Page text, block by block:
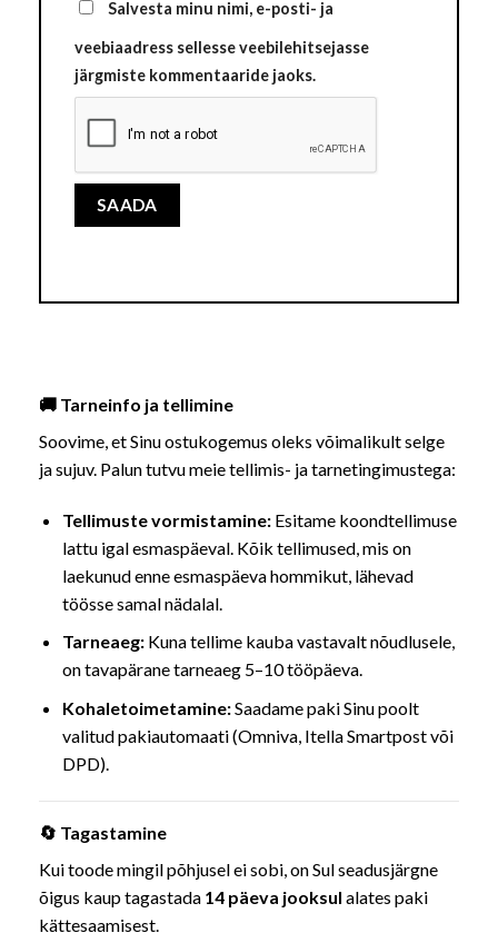
Salvesta minu nimi, e-posti- ja
veebiaadress sellesse veebilehitsejasse
järgmiste kommentaaride jaoks.
🚚 Tarneinfo ja tellimine
Soovime, et Sinu ostukogemus oleks võimalikult selge
ja sujuv. Palun tutvu meie tellimis- ja tarnetingimustega:
Tellimuste vormistamine:Esitame koondtellimuse
lattu igal esmaspäeval. Kõik tellimused, mis on
laekunud enne esmaspäeva hommikut, lähevad
töösse samal nädalal.
Tarneaeg:Kuna tellime kauba vastavalt nõudlusele,
on tavapärane tarneaeg 5–10 tööpäeva.
Kohaletoimetamine:Saadame paki Sinu poolt
valitud pakiautomaati (Omniva, Itella Smartpost või
DPD).
🔄 Tagastamine
Kui toode mingil põhjusel ei sobi, on Sul seadusjärgne
õigus kaup tagastada 14 päeva jooksul alates paki
kättesaamisest.